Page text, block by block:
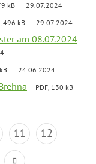
kB 29.07.2024
496 kB 29.07.2024
am 08.07.2024
24.06.2024
PDF, 130 kB
11
12